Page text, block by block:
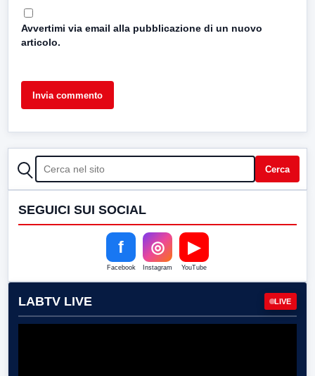
Avvertimi via email alla pubblicazione di un nuovo
articolo.
CERCA Cerca
SEGUICI SUI SOCIAL
f
Facebook
◎
Instagram
▶
YouTube
LABTV LIVE LIVE